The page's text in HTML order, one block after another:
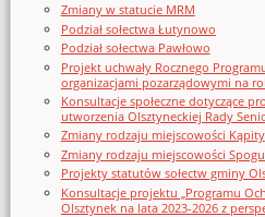
Zmiany w statucie MRM
Podział sołectwa Łutynowo
Podział sołectwa Pawłowo
Projekt uchwały Rocznego
organizacjami pozarządowymi na
Konsultacje społeczne dotyczące
utworzenia Olsztyneckiej Rady
Zmiany rodzaju miejscowości Kąpity
Zmiany rodzaju miejscowości
Projekty statutów sołectw gminy
Konsultacje projektu „Programu
Olsztynek na lata 2023-2026 z